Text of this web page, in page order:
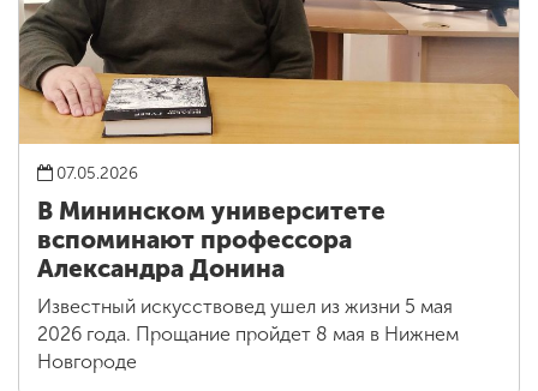
07.05.2026
В Мининском университете
вспоминают профессора
Александра Донина
Известный искусствовед ушел из жизни 5 мая
2026 года. Прощание пройдет 8 мая в Нижнем
Новгороде